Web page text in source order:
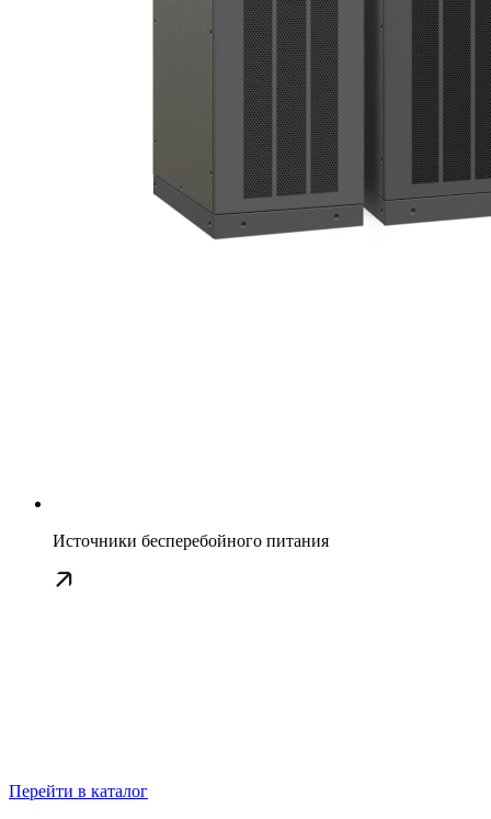
Источники бесперебойного питания
Перейти в каталог